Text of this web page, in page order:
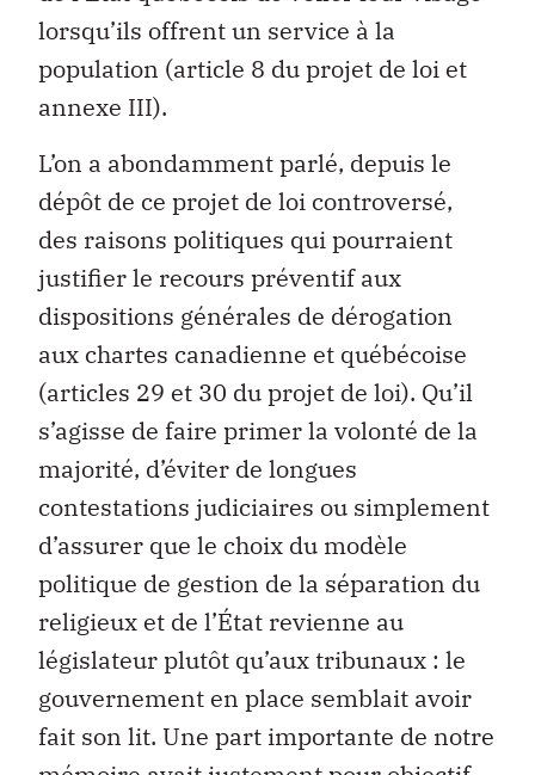
lorsqu’ils offrent un service à la
population (article 8 du projet de loi et
annexe III).
L’on a abondamment parlé, depuis le
dépôt de ce projet de loi controversé,
des raisons politiques qui pourraient
justifier le recours préventif aux
dispositions générales de dérogation
aux chartes canadienne et québécoise
(articles 29 et 30 du projet de loi). Qu’il
s’agisse de faire primer la volonté de la
majorité, d’éviter de longues
contestations judiciaires ou simplement
d’assurer que le choix du modèle
politique de gestion de la séparation du
religieux et de l’État revienne au
législateur plutôt qu’aux tribunaux : le
gouvernement en place semblait avoir
fait son lit. Une part importante de notre